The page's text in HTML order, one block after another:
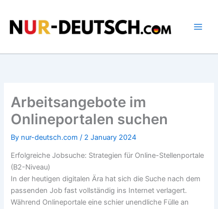
content
Arbeitsangebote im
Onlineportalen suchen
By nur-deutsch.com / 2 January 2024
Erfolgreiche Jobsuche: Strategien für Online-Stellenportale
(B2-Niveau)
In der heutigen digitalen Ära hat sich die Suche nach dem
passenden Job fast vollständig ins Internet verlagert.
Während Onlineportale eine schier unendliche Fülle an